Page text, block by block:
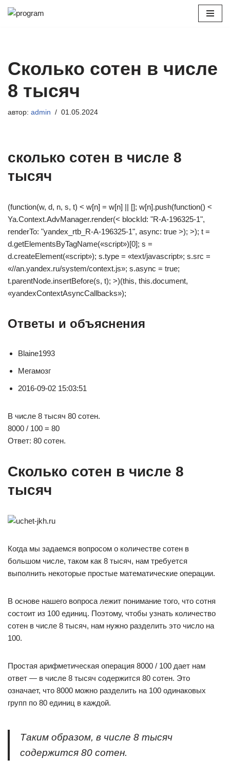
Сколько сотен в числе
8 тысяч
автор: admin 01.05.2024
сколько сотен в числе 8
тысяч
(function(w, d, n, s, t) < w[n] = w[n] || []; w[n].push(function() <
Ya.Context.AdvManager.render(< blockId: "R-A-196325-1",
renderTo: "yandex_rtb_R-A-196325-1", async: true >); >); t =
d.getElementsByTagName(«script»)[0]; s =
d.createElement(«script»); s.type = «text/javascript»; s.src =
«//an.yandex.ru/system/context.js»; s.async = true;
t.parentNode.insertBefore(s, t); >)(this, this.document,
«yandexContextAsyncCallbacks»);
Ответы и объяснения
Blaine1993
Мегамозг
2016-09-02 15:03:51
В числе 8 тысяч 80 сотен.
8000 / 100 = 80
Ответ: 80 сотен.
Сколько сотен в числе 8
тысяч
Когда мы задаемся вопросом о количестве сотен в
большом числе, таком как 8 тысяч, нам требуется
выполнить некоторые простые математические операции.
В основе нашего вопроса лежит понимание того, что сотня
состоит из 100 единиц. Поэтому, чтобы узнать количество
сотен в числе 8 тысяч, нам нужно разделить это число на
100.
Простая арифметическая операция 8000 / 100 дает нам
ответ — в числе 8 тысяч содержится 80 сотен. Это
означает, что 8000 можно разделить на 100 одинаковых
групп по 80 единиц в каждой.
Таким образом, в числе 8 тысяч
содержится 80 сотен.